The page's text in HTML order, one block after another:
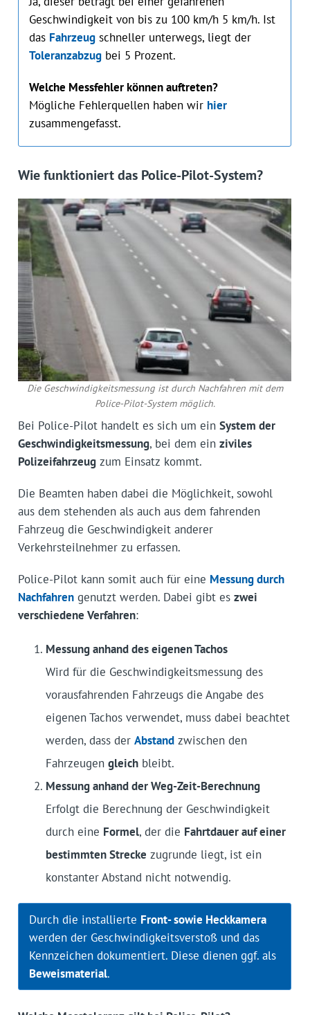
Geschwindigkeit von bis zu 100 km/h 5 km/h. Ist
das Fahrzeugschneller unterwegs, liegt der
Toleranzabzugbei 5 Prozent.
Welche Messfehler können auftreten?
Mögliche Fehlerquellen haben wir hier
zusammengefasst.
Wie funktioniert das Police-Pilot-System?
Die Geschwindigkeitsmessung ist durch Nachfahren mit dem
Police-Pilot-System möglich.
Bei Police-Pilot handelt es sich um ein System der
Geschwindigkeitsmessung, bei dem ein ziviles
Polizeifahrzeugzum Einsatz kommt.
Die Beamten haben dabei die Möglichkeit, sowohl
aus dem stehenden als auch aus dem fahrenden
Fahrzeug die Geschwindigkeit anderer
Verkehrsteilnehmer zu erfassen.
Police-Pilot kann somit auch für eine Messung durch
Nachfahrengenutzt werden. Dabei gibt es zwei
verschiedene Verfahren:
Messung anhand des eigenen Tachos
Wird für die Geschwindigkeitsmessung des
vorausfahrenden Fahrzeugs die Angabe des
eigenen Tachos verwendet, muss dabei beachtet
werden, dass der Abstandzwischen den
Fahrzeugen gleichbleibt.
Messung anhand der Weg-Zeit-Berechnung
Erfolgt die Berechnung der Geschwindigkeit
durch eine Formel, der die Fahrtdauer auf einer
bestimmten Strecke zugrunde liegt, ist ein
konstanter Abstand nicht notwendig.
Durch die installierte Front- sowie Heckkamera
werden der Geschwindigkeits­verstoß und das
Kennzeichen dokumentiert. Diese dienen ggf. als
Beweis­material.